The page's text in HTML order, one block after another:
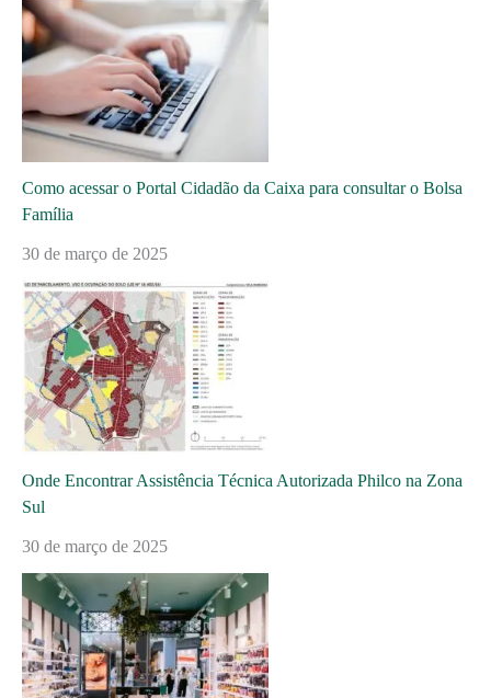
Como acessar o Portal Cidadão da Caixa para consultar o Bolsa
Família
30 de março de 2025
Onde Encontrar Assistência Técnica Autorizada Philco na Zona
Sul
30 de março de 2025